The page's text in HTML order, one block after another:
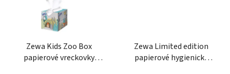
Zewa Kids Zoo Box
papierové vreckovky
Zewa Limited edition
papierové hygienické